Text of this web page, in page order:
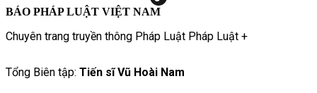
BÁO PHÁP LUẬT VIỆT NAM
Chuyên trang truyền thông Pháp Luật Pháp Luật +
Tổng Biên tập: Tiến sĩ Vũ Hoài Nam